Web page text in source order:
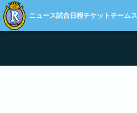
ニュース試合日程チケットチーム